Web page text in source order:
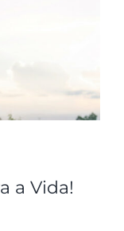
a Vida!